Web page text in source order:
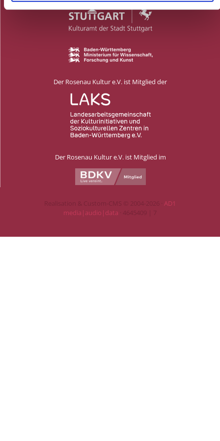
Der Rosenau Kultur e.V. ist Mitglied der
Der Rosenau Kultur e.V. ist Mitglied im
Realisation & Custom-CMS © 2004-2026 · AD1
media|audio|data · 4645409 | 7